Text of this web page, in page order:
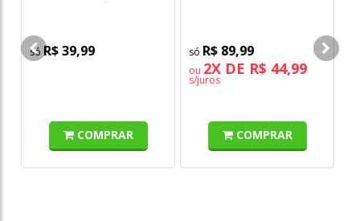
R$ 39,99
COMPRAR
R$ 89,99
ou 2X DE R$ 44,99
s/juros
COMPRAR